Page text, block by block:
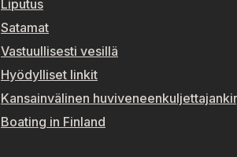
Liputus
Satamat
Vastuullisesti vesillä
Hyödylliset linkit
Kansainvälinen
Boating in Finland